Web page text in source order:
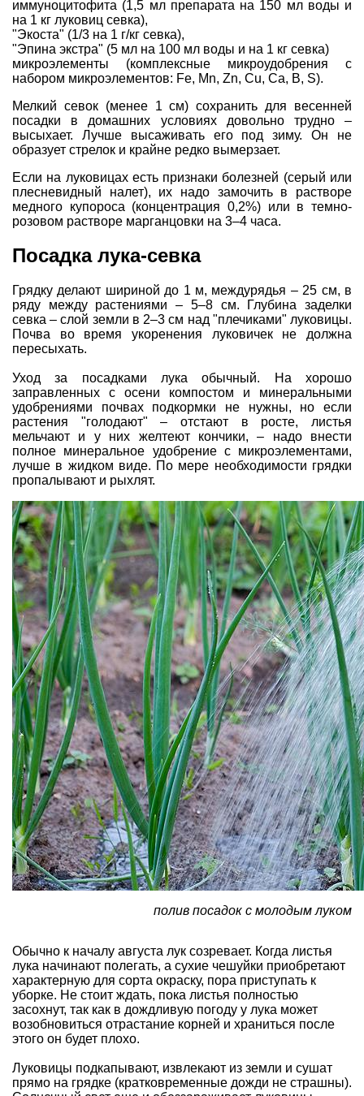
иммуноцитофита (1,5 мл препарата на 150 мл воды и
на 1 кг луковиц севка),
"Экоста" (1/3 на 1 г/кг севка),
"Эпина экстра" (5 мл на 100 мл воды и на 1 кг севка)
микроэлементы (комплексные микроудобрения с
набором микроэлементов: Fe, Mn, Zn, Cu, Ca, B, S).
Мелкий севок (менее 1 см) сохранить для весенней
посадки в домашних условиях довольно трудно –
высыхает. Лучше высаживать его под зиму. Он не
образует стрелок и крайне редко вымерзает.
Если на луковицах есть признаки болезней (серый или
плесневидный налет), их надо замочить в растворе
медного купороса (концентрация 0,2%) или в темно-
розовом растворе марганцовки на 3–4 часа.
Посадка лука-севка
Грядку делают шириной до 1 м, междурядья – 25 см, в
ряду между растениями – 5–8 см. Глубина заделки
севка – слой земли в 2–3 см над "плечиками" луковицы.
Почва во время укоренения луковичек не должна
пересыхать.
Уход за посадками лука обычный. На хорошо
заправленных с осени компостом и минеральными
удобрениями почвах подкормки не нужны, но если
растения "голодают" – отстают в росте, листья
мельчают и у них желтеют кончики, – надо внести
полное минеральное удобрение с микроэлементами,
лучше в жидком виде. По мере необходимости грядки
пропалывают и рыхлят.
полив посадок с молодым луком
Обычно к началу августа лук созревает. Когда листья
лука начинают полегать, а сухие чешуйки приобретают
характерную для сорта окраску, пора приступать к
уборке. Не стоит ждать, пока листья полностью
засохнут, так как в дождливую погоду у лука может
возобновиться отрастание корней и храниться после
этого он будет плохо.
Луковицы подкапывают, извлекают из земли и сушат
прямо на грядке (кратковременные дожди не страшны).